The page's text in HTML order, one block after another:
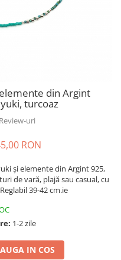
din Argint
turcoaz
uri
RON
și elemente din Argint 925,
de vară, plajă sau casual, cu
39-42 cm.ie
1-2 zile
IN COS